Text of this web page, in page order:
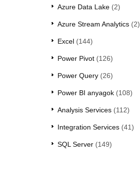
Azure Data Lake(2)
Azure Stream Analytics(2)
Excel(144)
Power Pivot(126)
Power Query(26)
Power BI anyagok(108)
Analysis Services(112)
Integration Services(41)
SQL Server(149)